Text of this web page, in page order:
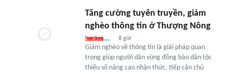
Tăng cường tuyên truyền, giảm
nghèo thông tin ở Thượng Nông
8 giờ
Giảm nghèo về thông tin là giải pháp quan
trọng giúp người dân vùng đồng bào dân tộc
thiểu số nâng cao nhận thức, tiếp cận chủ